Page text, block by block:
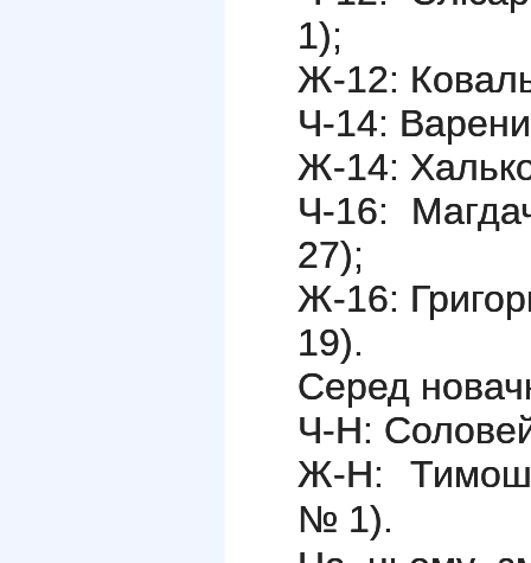
1);
Ж-12:
Ч-14:
Ж-14:
Ч-16:
27);
Ж-16:
19).
Серед
Ч-Н:
Ж-Н:
№ 1).